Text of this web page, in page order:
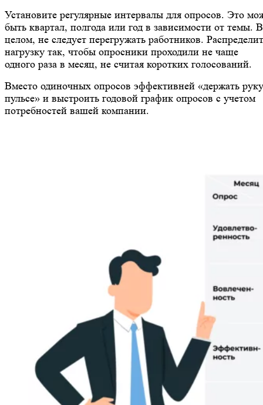
Установите регулярные интервалы для опросов. Это
быть квартал, полгода или год в зависимости от темы. В
целом, не следует перегружать работников.
нагрузку так, чтобы опросники проходили не чаще
одного раза в месяц, не считая коротких голосований.
Вместо одиночных опросов эффективней «держать
пульсе» и выстроить годовой график опросов с учетом
потребностей вашей компании.